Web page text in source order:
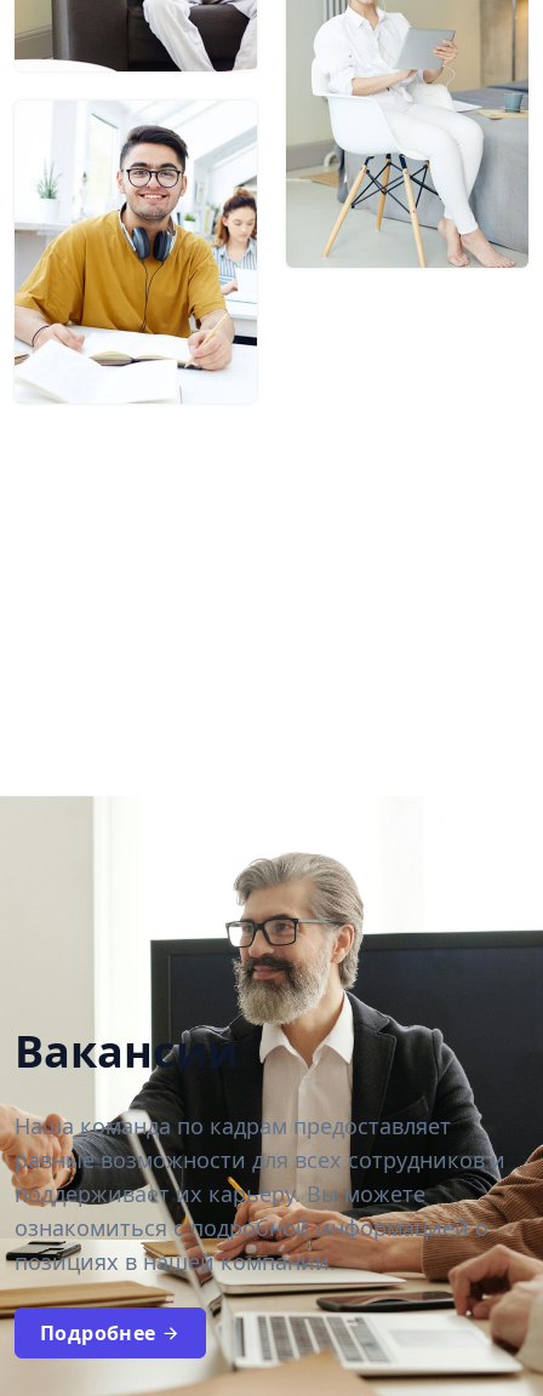
Вакансии
Наша команда по кадрам предоставляет
равные возможности для всех сотрудников и
поддерживает их карьеру. Вы можете
ознакомиться с подробной информацией о
позициях в нашей компании.
Подробнее